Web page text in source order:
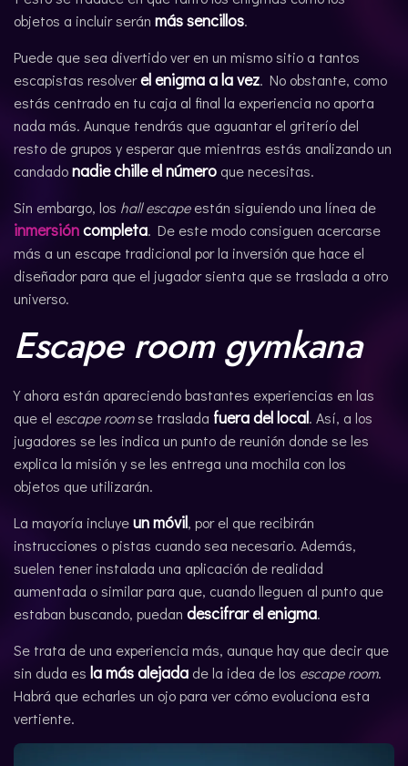
objetos a incluir serán más sencillos.
Puede que sea divertido ver en un mismo sitio a tantos
escapistas resolverel enigma a la vez. No obstante, como
estás centrado en tu caja al final la experiencia no aporta
nada más. Aunque tendrás que aguantar el griterío del
resto de grupos y esperar que mientras estás analizando un
candadonadie chille el número que necesitas.
Sin embargo, los hall escapeestán siguiendo una línea de
inmersióncompleta. De este modo consiguen acercarse
más a un escape tradicional por la inversión que hace el
diseñador para que el jugador sienta que se traslada a otro
universo.
Escape room gymkana
Y ahora están apareciendo bastantes experiencias en las
que el escape roomse traslada fuera del local. Así, a los
jugadores se les indica un punto de reunión donde se les
explica la misión y se les entrega una mochila con los
objetos que utilizarán.
La mayoría incluyeun móvil, por el que recibirán
instrucciones o pistas cuando sea necesario. Además,
suelen tener instalada una aplicación de realidad
aumentada o similar para que, cuando lleguen al punto que
estaban buscando, puedan descifrar el enigma.
Se trata de una experiencia más, aunque hay que decir que
sin duda es la más alejada de la idea de los escape room.
Habrá que echarles un ojo para ver cómo evoluciona esta
vertiente.